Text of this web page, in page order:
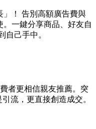
」！ 告別高額廣告費與
一鍵分享商品、好友自
自己手中。
者更相信親友推薦。突
流，更直接創造成交。